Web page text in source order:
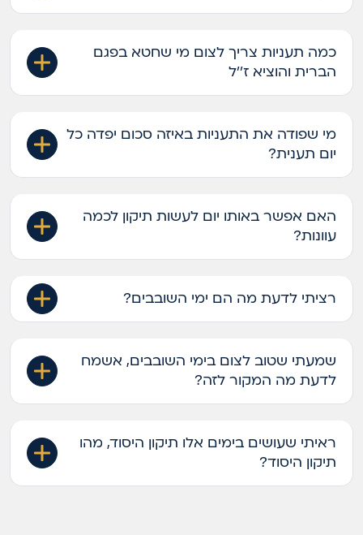
כמה תעניות צריך לצום מי שחטא בפגם
הברית והוציא ז''ל
מי שפודה את התעניות באיזה סכום יפדה כל
יום תענית?
האם אפשר באותו יום לעשות תיקון לכמה
עוונות?
רציתי לדעת מה הם ימי השובבים?
שמעתי שטוב לצום בימי השובבים, אשמח
לדעת מה המקור לזה?
ראיתי שעושים בימים אלו תיקון היסוד, מהו
תיקון היסוד?